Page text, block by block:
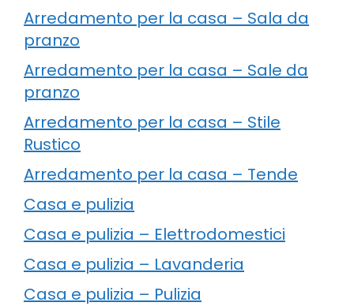
Arredamento per la casa – Sala da
pranzo
Arredamento per la casa – Sale da
pranzo
Arredamento per la casa – Stile
Rustico
Arredamento per la casa – Tende
Casa e pulizia
Casa e pulizia – Elettrodomestici
Casa e pulizia – Lavanderia
Casa e pulizia – Pulizia